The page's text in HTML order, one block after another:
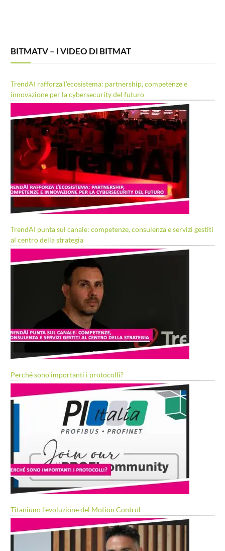
BITMATV – I VIDEO DI BITMAT
TrendAI rafforza l’ecosistema: partnership, competenze e
innovazione per la cybersecurity del futuro
TrendAI punta sul canale: competenze, consulenza e servizi gestiti
al centro della strategia
Perché sono importanti i protocolli?
Titanium: l’evoluzione del Motion Control